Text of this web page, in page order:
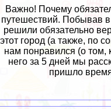
Важно! Почему
путешествий. Побывав
решили обязательно
этот город (а также, по
нам понравился (о том,
него за 5 дней мы
пришло